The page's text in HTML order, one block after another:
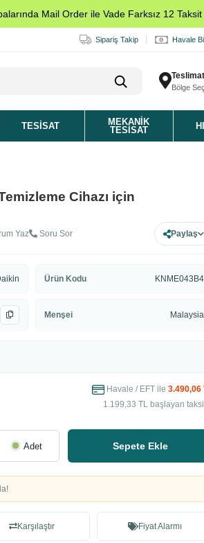
Mail Order ile Vade Farksız 12 Taksit
Sipariş Takip Havale
Teslimat
Bölge
TESISAT
MEKANIK
TESISAT
Cihazı için
Yaz Soru Sor Paylaş
Ürün Kodu KNME043B4
Menşei Malaysia
Havale / EFT ile 3.490,06
1.199,33 TL başlayan
Adet Sepete Ekle
Karşılaştır Fiyat Alarmı